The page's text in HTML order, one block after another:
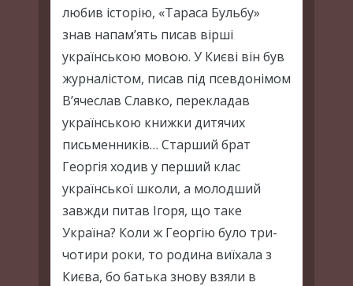
любив історію, «Тараса Бульбу»
знав напам’ять писав вірші
українською мовою. У Києві він був
журналістом, писав під псевдонімом
В’ячеслав Славко, перекладав
українською книжки дитячих
письменників… Старший брат
Георгія ходив у перший клас
української школи, а молодший
завжди питав Ігоря, що таке
Україна? Коли ж Георгію було три-
чотири роки, то родина виїхала з
Києва, бо батька знову взяли в